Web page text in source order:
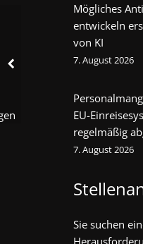
Mögliches
entwickeln
von KI
7. August 2026
EU-
regelmäßig
7. August 2026
Sie suchen